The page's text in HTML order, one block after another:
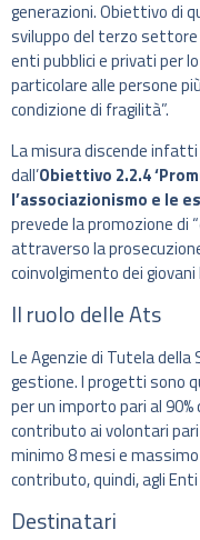
generazioni. Obiettivo di
sviluppo del terzo settore
enti pubblici e privati per
particolare alle persone
condizione di fragilità”.
La misura discende
dall’Obiettivo 2.2.4
l’associazionismo e le
prevede la promozione
attraverso la
coinvolgimento dei giovani
Il ruolo delle Ats
Le Agenzie di Tutela della
gestione. I progetti sono
per un importo pari al
contributo ai volontari
minimo 8 mesi e
contributo, quindi, agli
Destinatari